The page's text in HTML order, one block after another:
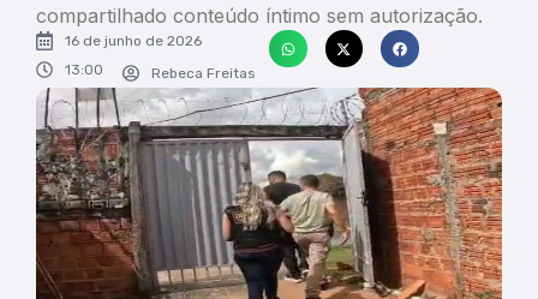
compartilhado conteúdo íntimo sem autorização.
16 de junho de 2026
13:00
Rebeca Freitas